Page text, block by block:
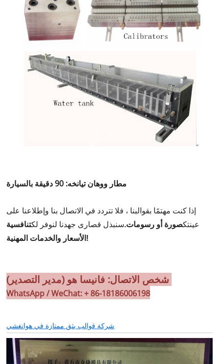
إذا كنت مهتمًا بقوالبنا ، فلا تتردد في الاتصال بنا وإطلاعنا على
عينتكصورة أو رسومات.سنبذل قصارى جهدنا لنوفر لكتنافسية
الأسعار والخدمات المهنية!
WhatsApp / WeChat: + 86-18186006198
شركة قوالب بثق ممتازة في هوانغشي